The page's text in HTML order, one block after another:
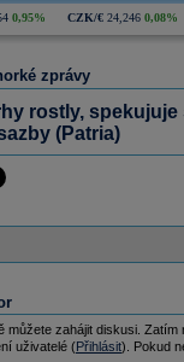
0,95% CZK/€ 24,246 0,08%
zprávy
rostly, spekujuje
(Patria)
můžete zahájit diskusi.
uživatelé (Přihlásit). Pokud